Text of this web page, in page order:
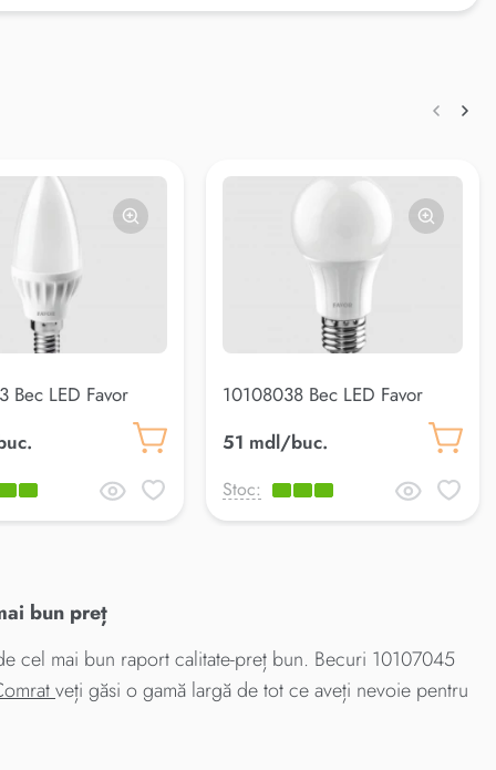
Bec LED Favor
10108038 Bec LED Favor
51 mdl/buc.
Stoc:
bun preț
cel mai bun raport calitate-preț bun. Becuri 10107045
veți găsi o gamă largă de tot ce aveți nevoie pentru